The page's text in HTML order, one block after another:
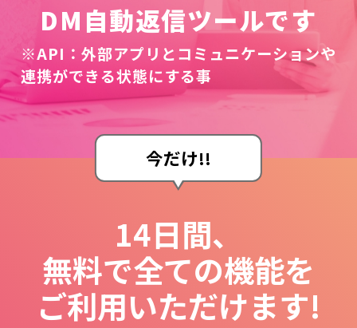
DM自動返信ツールです
※API：外部アプリとコミュニケーションや
連携ができる状態にする事
今だけ!!
14日間、
無料で全ての機能を
ご利用いただけます!